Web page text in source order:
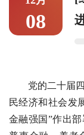
08
党的二十届
民经济和社会发
金融强国”作出